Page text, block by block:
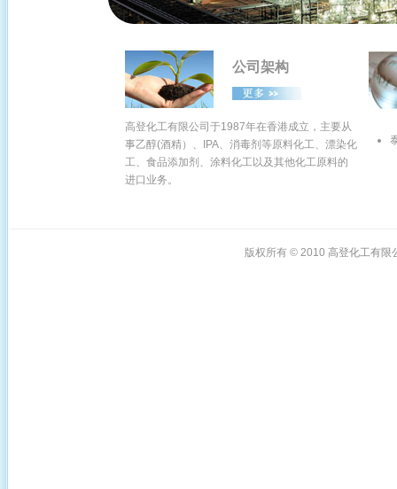
公司架构
高登化工有限公司于1987年在香港成立，主要从
事乙醇(酒精）、IPA、消毒剂等原料化工、漂染化
工、食品添加剂、涂料化工以及其他化工原料的
进口业务。
版权所有 © 2010 高登化工有限